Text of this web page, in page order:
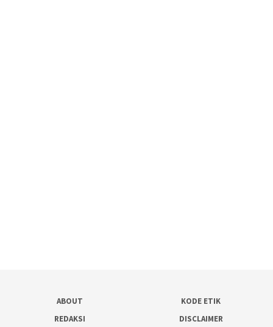
ABOUT
KODE ETIK
REDAKSI
DISCLAIMER